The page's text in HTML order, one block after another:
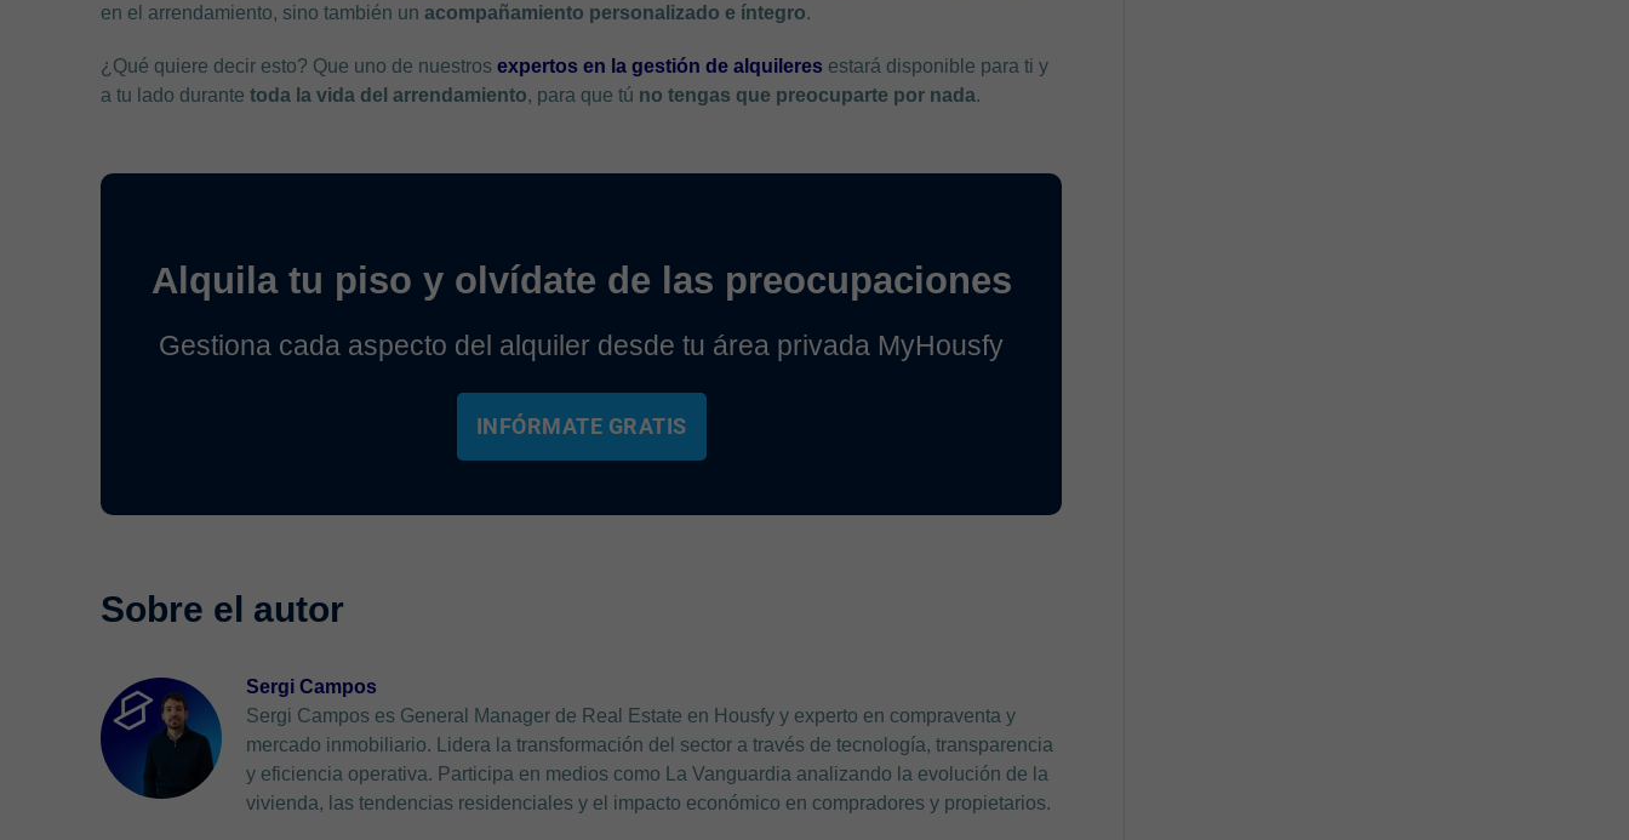
en el arrendamiento, sino también unacompañamiento personalizado e íntegro.
¿Qué quiere decir esto? Que uno de nuestrosexpertos en la gestión de alquileres estará disponible para ti y
a tu lado durantetoda la vida del arrendamiento, para que tú no tengas que preocuparte por nada.
Alquila tu piso y olvídate de las preocupaciones
Gestiona cada aspecto del alquiler desde tu área privada MyHousfy
INFÓRMATE GRATIS
Sergi Campos
Sergi Campos es General Manager de Real Estate en Housfy y experto en compraventa y
mercado inmobiliario. Lidera la transformación del sector a través de tecnología, transparencia
y eficiencia operativa. Participa en medios como La Vanguardia analizando la evolución de la
vivienda, las tendencias residenciales y el impacto económico en compradores y propietarios.